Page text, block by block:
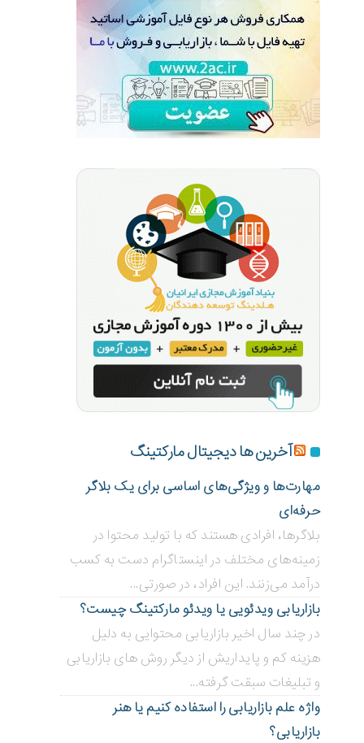
آخرین ها دیجیتال مارکتینگ
مهارت‌ها و ویژگی‌های اساسی برای یک بلاگر
حرفه‌ای
بلاگر‌ها، افرادی هستند که با تولید محتوا در
زمینه‌های مختلف در اینستاگرام دست به کسب
درآمد می‌زنند. این افراد، در صورتی...
بازاریابی ویدئویی ‌یا ویدئو مارکتینگ چیست؟
در چند سال اخیر بازاریابی محتوایی به دلیل
هزینه کم و پایداریش از دیگر روش های بازاریابی
و تبلیغات سبقت گرفته...
واژه علم بازاریابی را استفاده کنیم یا هنر
بازاریابی؟